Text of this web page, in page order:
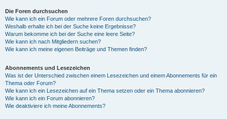
Die Foren durchsuchen
Wie kann ich ein Forum oder mehrere Foren durchsuchen?
Weshalb erhalte ich bei der Suche keine Ergebnisse?
Warum bekomme ich bei der Suche eine leere Seite?
Wie kann ich nach Mitgliedern suchen?
Wie kann ich meine eigenen Beiträge und Themen finden?
Abonnements und Lesezeichen
Was ist der Unterschied zwischen einem Lesezeichen und einem Abonnements für ein
Thema oder Forum?
Wie kann ich ein Lesezeichen auf ein Thema setzen oder ein Thema abonnieren?
Wie kann ich ein Forum abonnieren?
Wie deaktiviere ich meine Abonnements?